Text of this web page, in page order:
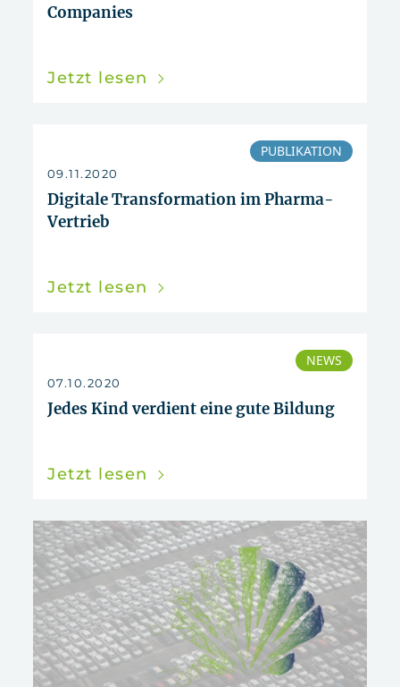
Companies
Jetzt lesen
PUBLIKATION
09.11.2020
Digitale Transformation im Pharma-
Vertrieb
Jetzt lesen
NEWS
07.10.2020
Jedes Kind verdient eine gute Bildung
Jetzt lesen